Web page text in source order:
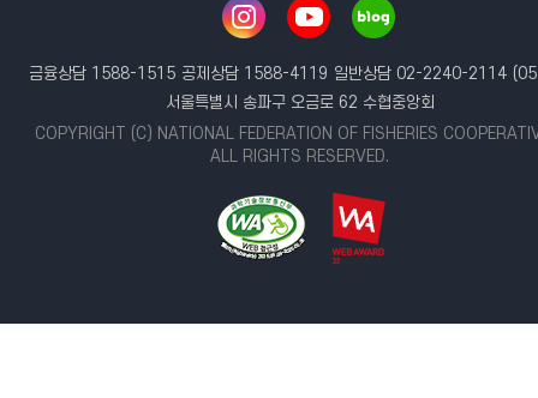
금융상담 1588-1515 공제상담 1588-4119 일반상담 02-2240-2114
서울특별시 송파구 오금로 62 수협중앙회
COPYRIGHT (C) NATIONAL FEDERATION OF FISHERIES
ALL RIGHTS RESERVED.